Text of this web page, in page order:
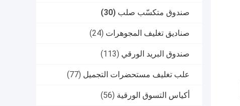
صندوق متكسّب صلب (30)
صناديق تغليف المجوهرات (24)
صندوق البريد الورقي (113)
علب تغليف مستحضرات التجميل (77)
أكياس التسوق الورقية (56)